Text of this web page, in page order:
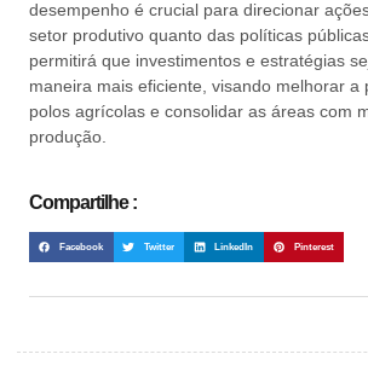
desempenho é crucial para direcionar
setor produtivo quanto das políticas
permitirá que investimentos e estratégias
maneira mais eficiente, visando melhorar a
polos agrícolas e consolidar as áreas com
produção.
Compartilhe :
Facebook Twitter LinkedIn Pinterest